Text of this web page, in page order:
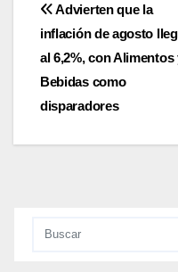
Navegación
de
entradas
Advierten que la
inflación de agosto
al 6,2%, con Alimentos
Bebidas como
disparadores